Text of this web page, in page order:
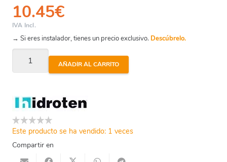
10.45€
IVA Incl.
→ Si eres instalador, tienes un precio exclusivo. Descúbrelo.
Limpiador
Disolvente
1000
Cc
cantidad
AÑADIR AL CARRITO
Este producto se ha vendido: 1 veces
Compartir en